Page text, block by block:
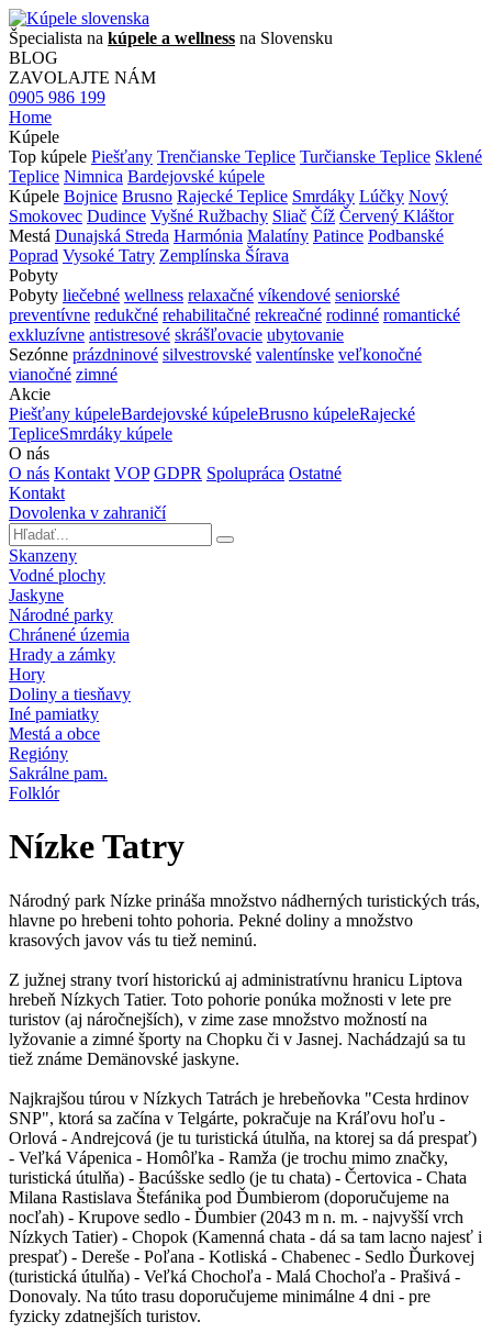
Špecialista na kúpele a wellness na Slovensku
BLOG
ZAVOLAJTE NÁM
0905 986 199
Home
Kúpele
Top kúpele Piešťany Trenčianske Teplice Turčianske Teplice Sklené
Teplice Nimnica Bardejovské kúpele
Kúpele Bojnice Brusno Rajecké Teplice Smrdáky Lúčky Nový
Smokovec Dudince Vyšné Ružbachy Sliač Číž Červený Kláštor
Mestá Dunajská Streda Harmónia Malatíny Patince Podbanské
Poprad Vysoké Tatry Zemplínska Šírava
Pobyty
Pobyty liečebné wellness relaxačné víkendové seniorské
preventívne redukčné rehabilitačné rekreačné rodinné romantické
exkluzívne antistresové skrášľovacie ubytovanie
Sezónne prázdninové silvestrovské valentínske veľkonočné
vianočné zimné
Akcie
Piešťany kúpeleBardejovské kúpeleBrusno kúpeleRajecké
TepliceSmrdáky kúpele
O nás
O nás Kontakt VOP GDPR Spolupráca Ostatné
Kontakt
Dovolenka v zahraničí
Skanzeny
Vodné plochy
Jaskyne
Národné parky
Chránené územia
Hrady a zámky
Hory
Doliny a tiesňavy
Iné pamiatky
Mestá a obce
Regióny
Sakrálne pam.
Folklór
Nízke Tatry
Národný park Nízke prináša množstvo nádherných turistických trás,
hlavne po hrebeni tohto pohoria. Pekné doliny a množstvo
krasových javov vás tu tiež neminú.
Z južnej strany tvorí historickú aj administratívnu hranicu Liptova
hrebeň Nízkych Tatier. Toto pohorie ponúka možnosti v lete pre
turistov (aj náročnejších), v zime zase množstvo možností na
lyžovanie a zimné športy na Chopku či v Jasnej. Nachádzajú sa tu
tiež známe Demänovské jaskyne.
Najkrajšou túrou v Nízkych Tatrách je hrebeňovka "Cesta hrdinov
SNP", ktorá sa začína v Telgárte, pokračuje na Kráľovu hoľu -
Orlová - Andrejcová (je tu turistická útulňa, na ktorej sa dá prespať)
- Veľká Vápenica - Homôľka - Ramža (je trochu mimo značky,
turistická útulňa) - Bacúšske sedlo (je tu chata) - Čertovica - Chata
Milana Rastislava Štefánika pod Ďumbierom (doporučujeme na
nocľah) - Krupove sedlo - Ďumbier (2043 m n. m. - najvyšší vrch
Nízkych Tatier) - Chopok (Kamenná chata - dá sa tam lacno najesť i
prespať) - Dereše - Poľana - Kotliská - Chabenec - Sedlo Ďurkovej
(turistická útulňa) - Veľká Chochoľa - Malá Chochoľa - Prašivá -
Donovaly. Na túto trasu doporučujeme minimálne 4 dni - pre
fyzicky zdatnejších turistov.